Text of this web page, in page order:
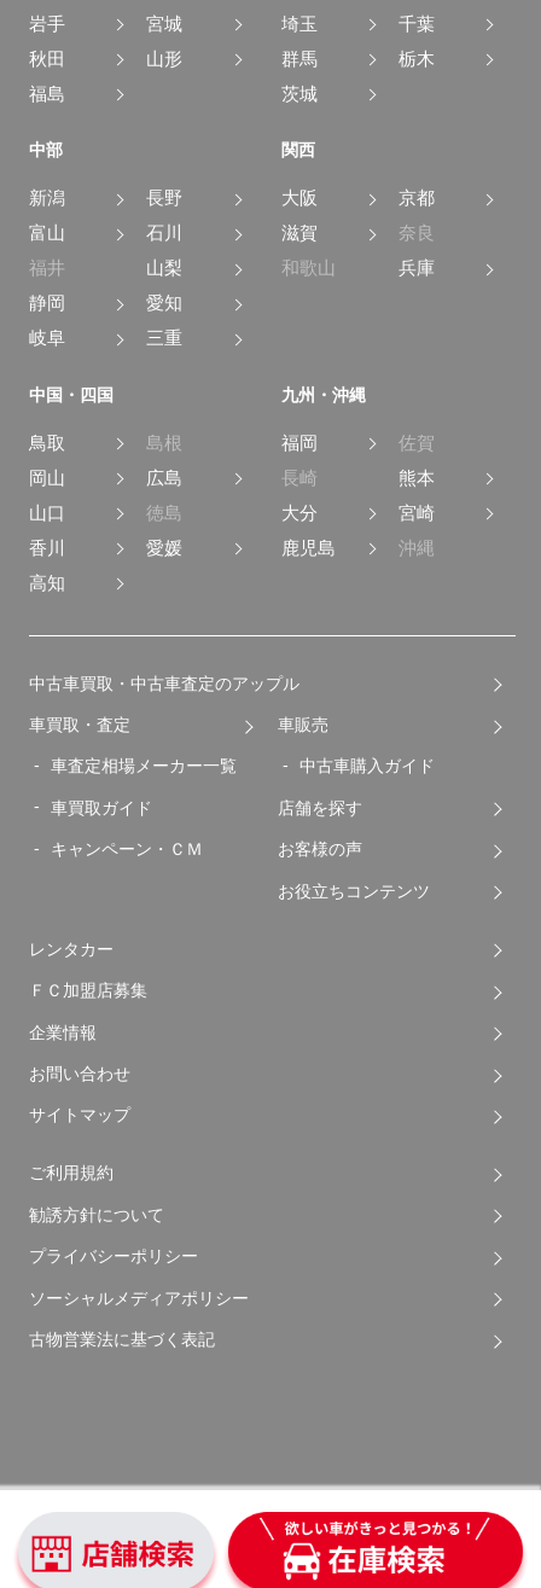
岩手
宮城
秋田
山形
福島
埼玉
千葉
群馬
栃木
茨城
中部
新潟
長野
富山
石川
福井
山梨
静岡
愛知
岐阜
三重
関西
大阪
京都
滋賀
奈良
和歌山
兵庫
中国・四国
鳥取
島根
岡山
広島
山口
徳島
香川
愛媛
高知
九州・沖縄
福岡
佐賀
長崎
熊本
大分
宮崎
鹿児島
沖縄
中古車買取・中古車査定のアップル
車買取・査定
車査定相場メーカー一覧
車買取ガイド
キャンペーン・ＣＭ
車販売
中古車購入ガイド
店舗を探す
お客様の声
お役立ちコンテンツ
レンタカー
ＦＣ加盟店募集
企業情報
お問い合わせ
サイトマップ
ご利用規約
勧誘方針について
プライバシーポリシー
ソーシャルメディアポリシー
古物営業法に基づく表記